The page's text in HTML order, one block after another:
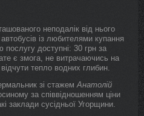
неподалік від нього
із любителями купання
доступні: 30 грн за
є змога, не витрачаючись на
тепло водних глибин.
зі стажемАнатолій
за співвідношенням ціни
заклади сусідньої Угорщини.